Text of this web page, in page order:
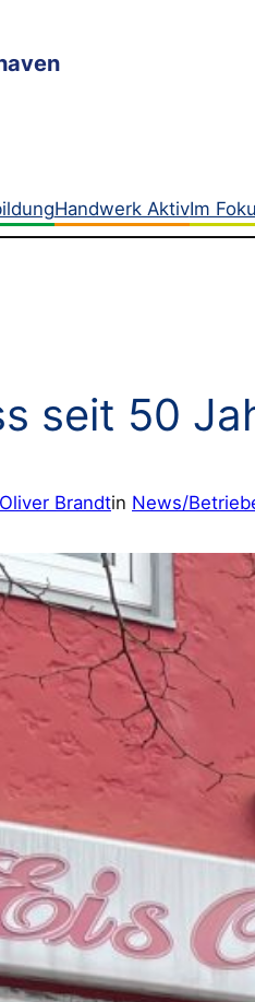
Handwerk AktivIm
seit 50
Oliver Brandtin News/